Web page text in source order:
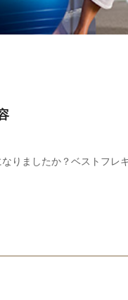
りましたか？ベストフレ